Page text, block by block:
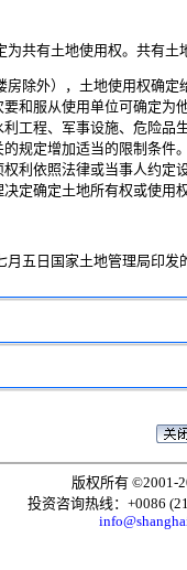
有土地使用权。共有土
外），土地使用权确定
和服从使用单位可确定
工程、军事设施、危险
规定增加适当的限制条
利依照法律或当事人约
定确定土地所有权或使用权
日国家土地管理局印发
版权所有 ©2001-
投资咨询热线：+0086